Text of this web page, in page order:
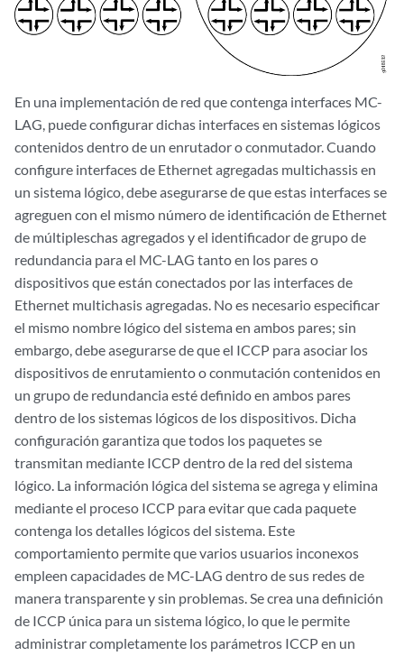
En una implementación de red que contenga interfaces MC-
LAG, puede configurar dichas interfaces en sistemas lógicos
contenidos dentro de un enrutador o conmutador. Cuando
configure interfaces de Ethernet agregadas multichassis en
un sistema lógico, debe asegurarse de que estas interfaces se
agreguen con el mismo número de identificación de Ethernet
de múltipleschas agregados y el identificador de grupo de
redundancia para el MC-LAG tanto en los pares o
dispositivos que están conectados por las interfaces de
Ethernet multichasis agregadas. No es necesario especificar
el mismo nombre lógico del sistema en ambos pares; sin
embargo, debe asegurarse de que el ICCP para asociar los
dispositivos de enrutamiento o conmutación contenidos en
un grupo de redundancia esté definido en ambos pares
dentro de los sistemas lógicos de los dispositivos. Dicha
configuración garantiza que todos los paquetes se
transmitan mediante ICCP dentro de la red del sistema
lógico. La información lógica del sistema se agrega y elimina
mediante el proceso ICCP para evitar que cada paquete
contenga los detalles lógicos del sistema. Este
comportamiento permite que varios usuarios inconexos
empleen capacidades de MC-LAG dentro de sus redes de
manera transparente y sin problemas. Se crea una definición
de ICCP única para un sistema lógico, lo que le permite
administrar completamente los parámetros ICCP en un